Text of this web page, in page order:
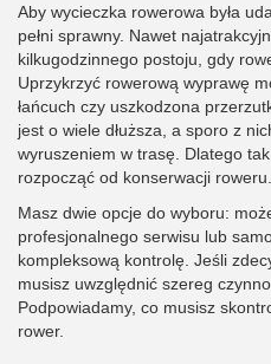
Aby wycieczka rowerowa była
pełni sprawny. Nawet
kilkugodzinnego postoju, gdy
Uprzykrzyć rowerową wyprawę
łańcuch czy uszkodzona
jest o wiele dłuższa, a sporo z
wyruszeniem w trasę. Dlatego
rozpocząć od konserwacji roweru.
Masz dwie opcje do wyboru:
profesjonalnego serwisu lub
kompleksową kontrolę. Jeśli
musisz uwzględnić szereg
Podpowiadamy, co musisz
rower.